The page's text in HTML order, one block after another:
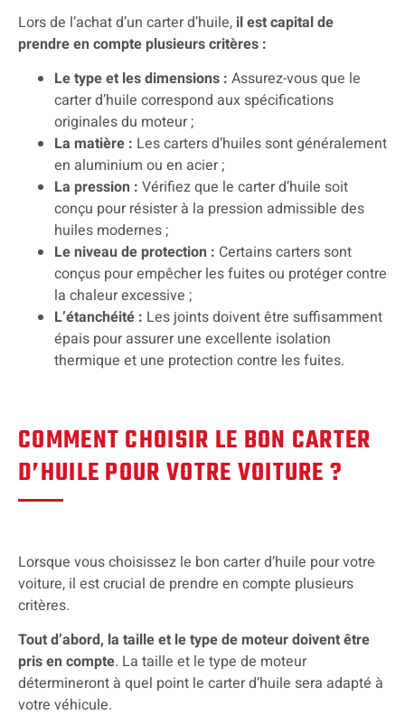
Lors de l’achat d’un carter d’huile, il est capital de
prendre en compte plusieurs critères :
Le type et les dimensions : Assurez-vous que le
carter d’huile correspond aux spécifications
originales du moteur ;
La matière : Les carters d’huiles sont généralement
en aluminium ou en acier ;
La pression : Vérifiez que le carter d’huile soit
conçu pour résister à la pression admissible des
huiles modernes ;
Le niveau de protection : Certains carters sont
conçus pour empêcher les fuites ou protéger contre
la chaleur excessive ;
L’étanchéité : Les joints doivent être suffisamment
épais pour assurer une excellente isolation
thermique et une protection contre les fuites.
COMMENT CHOISIR LE BON CARTER
D’HUILE POUR VOTRE VOITURE ?
Lorsque vous choisissez le bon carter d’huile pour votre
voiture, il est crucial de prendre en compte plusieurs
critères.
Tout d’abord, la taille et le type de moteur doivent être
pris en compte. La taille et le type de moteur
détermineront à quel point le carter d’huile sera adapté à
votre véhicule.